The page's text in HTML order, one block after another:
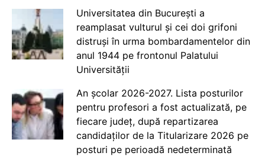
Universitatea din București a
reamplasat vulturul și cei doi grifoni
distruși în urma bombardamentelor din
anul 1944 pe frontonul Palatului
Universității
An școlar 2026-2027. Lista posturilor
pentru profesori a fost actualizată, pe
fiecare județ, după repartizarea
candidaților de la Titularizare 2026 pe
posturi pe perioadă nedeterminată